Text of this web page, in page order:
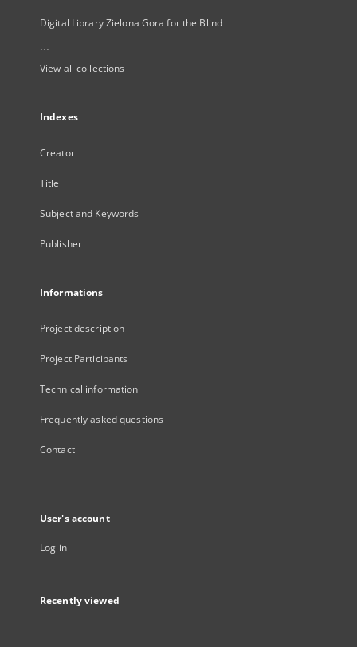
Digital Library Zielona Gora for the Blind
...
View all collections
Indexes
Creator
Title
Subject and Keywords
Publisher
Informations
Project description
Project Participants
Technical information
Frequently asked questions
Contact
User's account
Log in
Recently viewed